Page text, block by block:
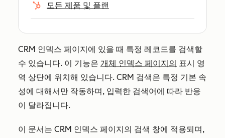
모든 제품 및 플랜
CRM 인덱스 페이지에 있을 때 특정 레코드를 검색할
수 있습니다. 이 기능은 개체 인덱스 페이지의 표시 영
역 상단에 위치해 있습니다. CRM 검색은 특정 기본 속
성에 대해서만 작동하며, 입력한 검색어에 따라 반응
이 달라집니다.
이 문서는 CRM 인덱스 페이지의 검색 창에 적용되며,